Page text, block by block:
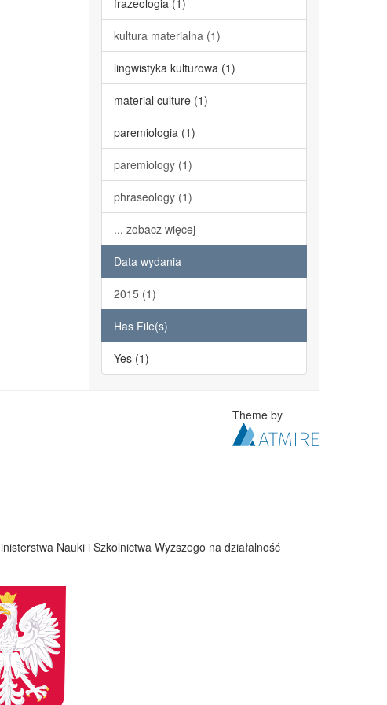
frazeologia (1)
kultura materialna (1)
lingwistyka kulturowa (1)
material culture (1)
paremiologia (1)
paremiology (1)
phraseology (1)
... zobacz więcej
Data wydania
2015 (1)
Has File(s)
Yes (1)
Theme by
Nauki i Szkolnictwa Wyższego na działalność